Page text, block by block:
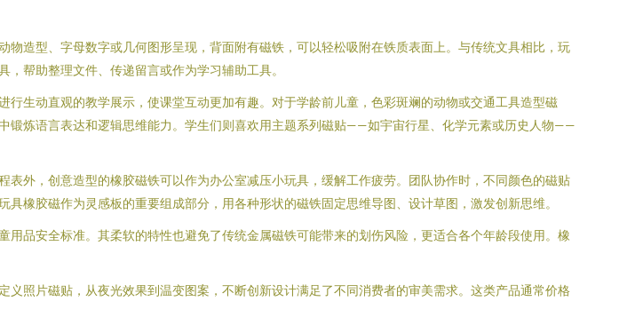
造型、字母数字或几何图形呈现，背面附有磁铁，可以轻松吸附在铁质表面上。与传统文具相比，玩
帮助整理文件、传递留言或作为学习辅助工具。
生动直观的教学展示，使课堂互动更加有趣。对于学龄前儿童，色彩斑斓的动物或交通工具造型磁
锻炼语言表达和逻辑思维能力。学生们则喜欢用主题系列磁贴——如宇宙行星、化学元素或历史人物——
外，创意造型的橡胶磁铁可以作为办公室减压小玩具，缓解工作疲劳。团队协作时，不同颜色的磁贴
橡胶磁作为灵感板的重要组成部分，用各种形状的磁铁固定思维导图、设计草图，激发创新思维。
品安全标准。其柔软的特性也避免了传统金属磁铁可能带来的划伤风险，更适合各个年龄段使用。橡
照片磁贴，从夜光效果到温变图案，不断创新设计满足了不同消费者的审美需求。这类产品通常价格